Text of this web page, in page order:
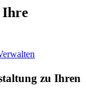
Ihre
zu Ihren